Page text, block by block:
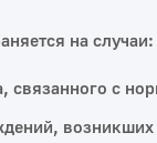
на случаи:
связанного с